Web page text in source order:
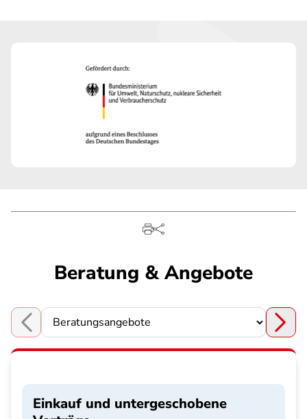
Beratung & Angebote
Choose a section
Einkauf und untergeschobene